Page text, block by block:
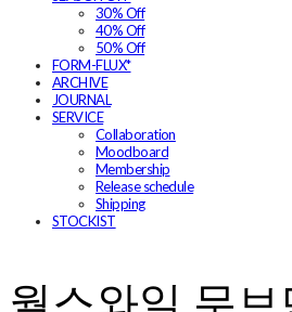
30% Off
40% Off
50% Off
FORM-FLUX*
ARCHIVE
JOURNAL
SERVICE
Collaboration
Moodboard
Membership
Release schedule
Shipping
STOCKIST